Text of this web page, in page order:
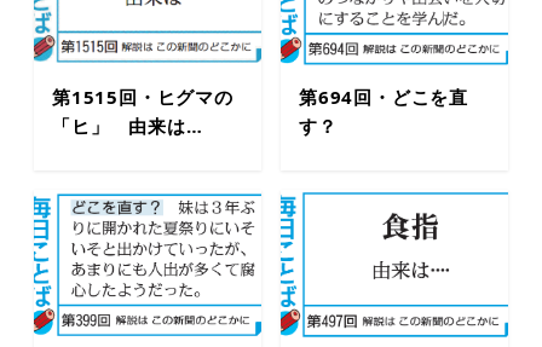
第1515回・ヒグマの
「ヒ」 由来は…
第694回・どこを直
す？